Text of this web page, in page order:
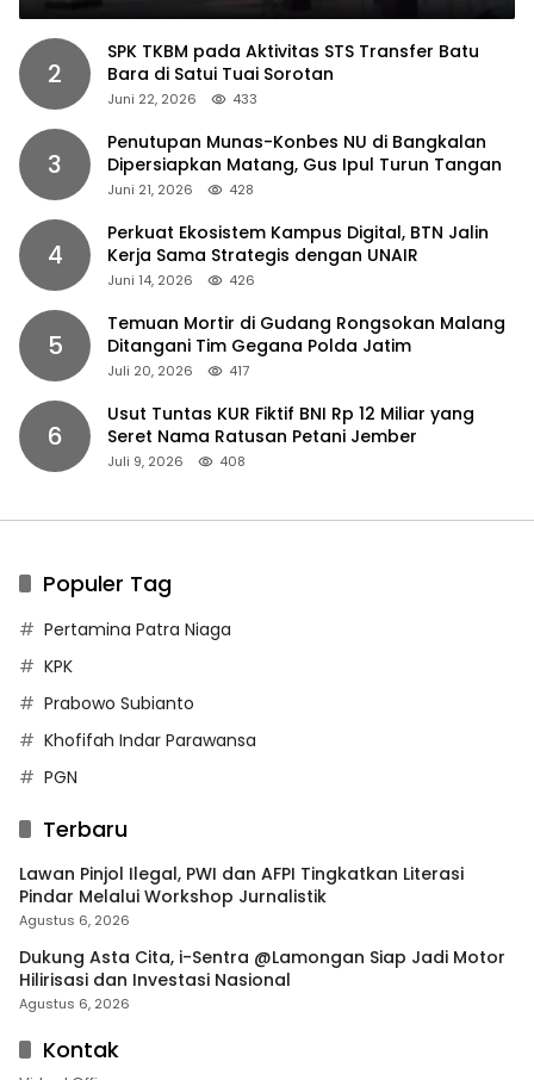
2
SPK TKBM pada Aktivitas STS Transfer Batu
Bara di Satui Tuai Sorotan
Juni 22, 2026 433
3
Penutupan Munas-Konbes NU di Bangkalan
Dipersiapkan Matang, Gus Ipul Turun Tangan
Juni 21, 2026 428
4
Perkuat Ekosistem Kampus Digital, BTN Jalin
Kerja Sama Strategis dengan UNAIR
Juni 14, 2026 426
5
Temuan Mortir di Gudang Rongsokan Malang
Ditangani Tim Gegana Polda Jatim
Juli 20, 2026 417
6
Usut Tuntas KUR Fiktif BNI Rp 12 Miliar yang
Seret Nama Ratusan Petani Jember
Juli 9, 2026 408
Populer Tag
Pertamina Patra Niaga
KPK
Prabowo Subianto
Khofifah Indar Parawansa
PGN
Terbaru
Lawan Pinjol Ilegal, PWI dan AFPI Tingkatkan Literasi
Pindar Melalui Workshop Jurnalistik
Agustus 6, 2026
Dukung Asta Cita, i-Sentra @Lamongan Siap Jadi Motor
Hilirisasi dan Investasi Nasional
Agustus 6, 2026
Kontak